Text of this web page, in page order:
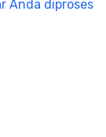
Anda diproses